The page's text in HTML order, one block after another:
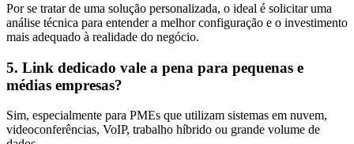
Por se tratar de uma solução personalizada, o ideal é solicitar uma
análise técnica para entender a melhor configuração e o investimento
mais adequado à realidade do negócio.
5. Link dedicado vale a pena para pequenas e
médias empresas?
Sim, especialmente para PMEs que utilizam sistemas em nuvem,
videoconferências, VoIP, trabalho híbrido ou grande volume de